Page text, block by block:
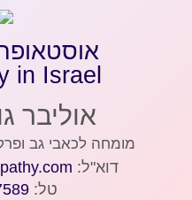
in Israel
אוליבר
מומחה לכאבי גב
דוא"ל:
טל: